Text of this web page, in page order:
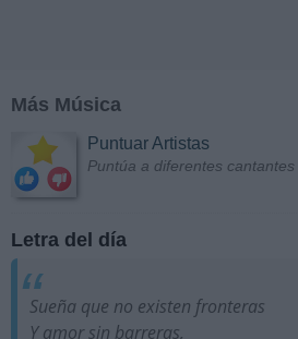
Más Música
Puntuar Artistas
Puntúa a diferentes
Letra del día
Sueña que no existen fronteras
Y amor sin barreras,